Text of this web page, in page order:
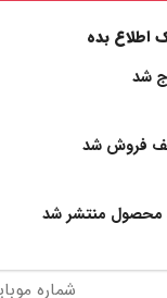
اطلاع بده
شد
فروش شد
محصول منتشر شد